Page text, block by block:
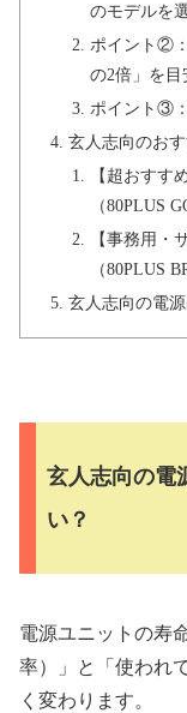
のモデルを
ポイント②
の2倍」を目
ポイント③
玄人志向のお
【超おすす
（80PLUS
【事務用・
（80PLUS
玄人志向の電
玄人志向の電
い？
電源ユニットの寿
率）」と「使われ
く変わります。